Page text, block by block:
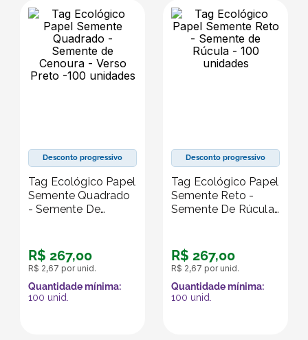
Desconto progressivo
Tag Ecológico Papel
Semente Quadrado
- Semente De
R$ 267,00
R$ 2,67 por unid.
Quantidade mínima:
100 unid.
Desconto progressivo
Tag Ecológico Papel
Semente Reto -
Semente De Rúcula
R$ 267,00
R$ 2,67 por unid.
Quantidade mínima:
100 unid.